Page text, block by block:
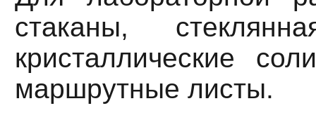
стаканы,
кристаллические
маршрутные листы.